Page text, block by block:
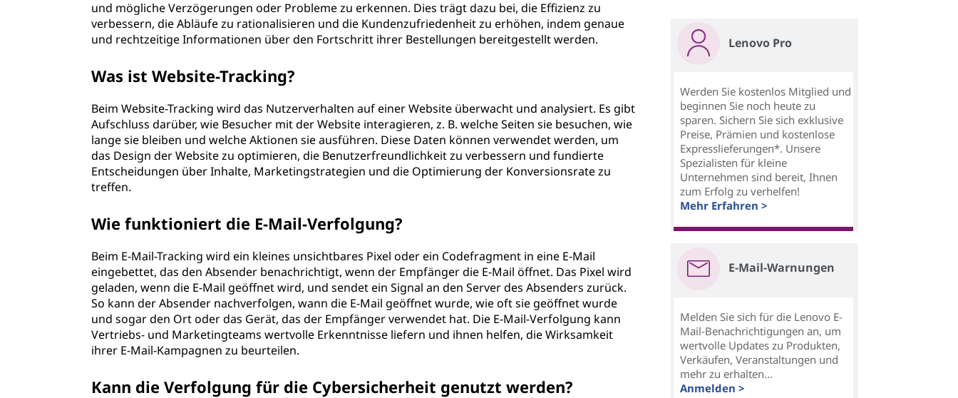
und mögliche Verzögerungen oder Probleme zu erkennen. Dies trägt dazu bei, die Effizienz zu
verbessern, die Abläufe zu rationalisieren und die Kundenzufriedenheit zu erhöhen, indem genaue
und rechtzeitige Informationen über den Fortschritt ihrer Bestellungen bereitgestellt werden.
Was ist Website-Tracking?
Beim Website-Tracking wird das Nutzerverhalten auf einer Website überwacht und analysiert. Es gibt
Aufschluss darüber, wie Besucher mit der Website interagieren, z. B. welche Seiten sie besuchen, wie
lange sie bleiben und welche Aktionen sie ausführen. Diese Daten können verwendet werden, um
das Design der Website zu optimieren, die Benutzerfreundlichkeit zu verbessern und fundierte
Entscheidungen über Inhalte, Marketingstrategien und die Optimierung der Konversionsrate zu
treffen.
Wie funktioniert die E-Mail-Verfolgung?
Beim E-Mail-Tracking wird ein kleines unsichtbares Pixel oder ein Codefragment in eine E-Mail
eingebettet, das den Absender benachrichtigt, wenn der Empfänger die E-Mail öffnet. Das Pixel wird
geladen, wenn die E-Mail geöffnet wird, und sendet ein Signal an den Server des Absenders zurück.
So kann der Absender nachverfolgen, wann die E-Mail geöffnet wurde, wie oft sie geöffnet wurde
und sogar den Ort oder das Gerät, das der Empfänger verwendet hat. Die E-Mail-Verfolgung kann
Vertriebs- und Marketingteams wertvolle Erkenntnisse liefern und ihnen helfen, die Wirksamkeit
ihrer E-Mail-Kampagnen zu beurteilen.
Kann die Verfolgung für die Cybersicherheit genutzt werden?
Lenovo Pro
Werden Sie kostenlos Mitglied und
beginnen Sie noch heute zu
sparen. Sichern Sie sich exklusive
Preise, Prämien und kostenlose
Expresslieferungen*. Unsere
Spezialisten für kleine
Unternehmen sind bereit, Ihnen
zum Erfolg zu verhelfen!
Mehr Erfahren >
E-Mail-Warnungen
Melden Sie sich für die Lenovo E-
Mail-Benachrichtigungen an, um
wertvolle Updates zu Produkten,
Verkäufen, Veranstaltungen und
mehr zu erhalten...
Anmelden >